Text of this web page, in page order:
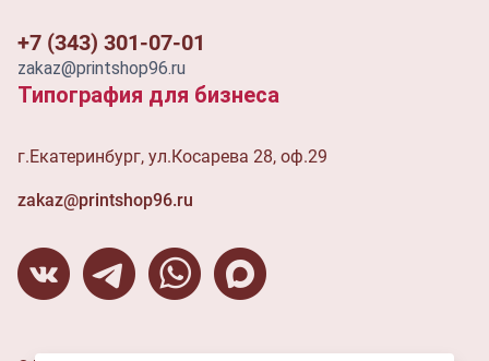
+7 (343) 301-07-01
zakaz@printshop96.ru
Типография для бизнеса
г.Екатеринбург, ул.Косарева 28, оф.29
zakaz@printshop96.ru